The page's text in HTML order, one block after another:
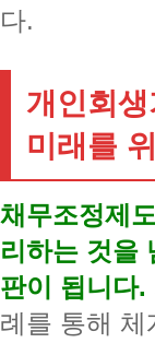
다.
개인회
미래를
채무조정제
리하는 것을
판이 됩니다.
례를 통해 체